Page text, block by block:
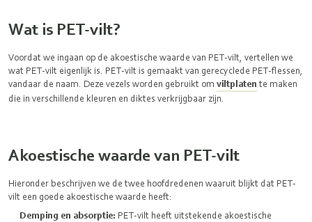
Wat is PET-vilt?
Voordat we ingaan op de akoestische waarde van PET-vilt, vertellen we
wat PET-vilt eigenlijk is. PET-vilt is gemaakt van gerecyclede PET-flessen,
vandaar de naam. Deze vezels worden gebruikt om viltplatente maken
die in verschillende kleuren en diktes verkrijgbaar zijn.
Akoestische waarde van PET-vilt
Hieronder beschrijven we de twee hoofdredenen waaruit blijkt dat PET-
vilt een goede akoestische waarde heeft:
Demping en absorptie: PET-vilt heeft uitstekende akoestische